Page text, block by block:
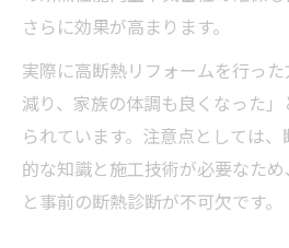
さらに効果が高まります。
実際に高断熱リフォームを行っ
減り、家族の体調も良くなった
られています。注意点としては
的な知識と施工技術が必要なた
と事前の断熱診断が不可欠です。